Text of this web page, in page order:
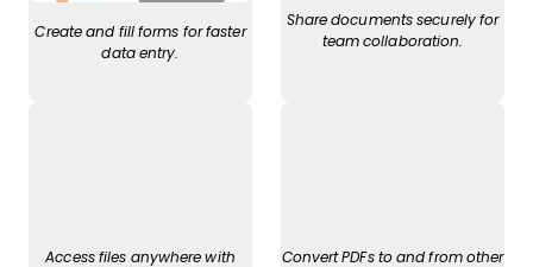
Create and fill forms for faster
data entry.
Share documents securely for
team collaboration.
Access files anywhere with
Convert PDFs to and from other